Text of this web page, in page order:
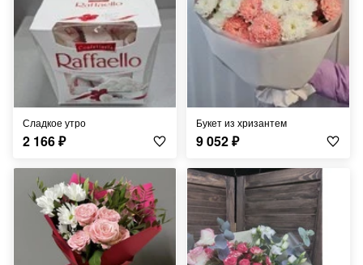
Сладкое утро
2 166₽
Букет из хризантем
9 052₽